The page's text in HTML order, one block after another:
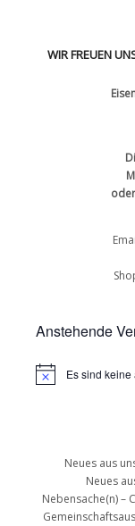
WIR FREUEN
Anstehende
Es sind
Neues aus
Neues
Nebensache(n) –